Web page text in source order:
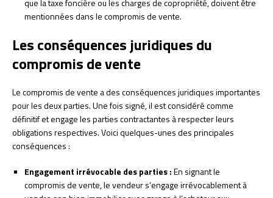
que la taxe foncière ou les charges de copropriété, doivent être
mentionnées dans le compromis de vente.
Les conséquences juridiques du
compromis de vente
Le compromis de vente a des conséquences juridiques importantes
pour les deux parties. Une fois signé, il est considéré comme
définitif et engage les parties contractantes à respecter leurs
obligations respectives. Voici quelques-unes des principales
conséquences :
Engagement irrévocable des parties :En signant le
compromis de vente, le vendeur s’engage irrévocablement à